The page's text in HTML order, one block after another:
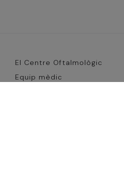
El Centre Oftalmològic
Equip mèdic